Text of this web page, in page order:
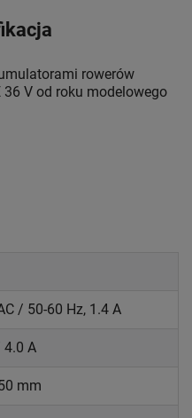
rowerów
V od roku modelowego
/ 50-60 Hz, 1.4 A
4.0 A
mm